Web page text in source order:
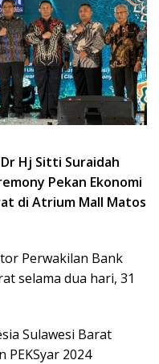
Dr Hj Sitti Suraidah
Pekan Ekonomi
di Atrium Mall Matos
Perwakilan Bank
selama dua hari, 31
Sulawesi Barat
2024